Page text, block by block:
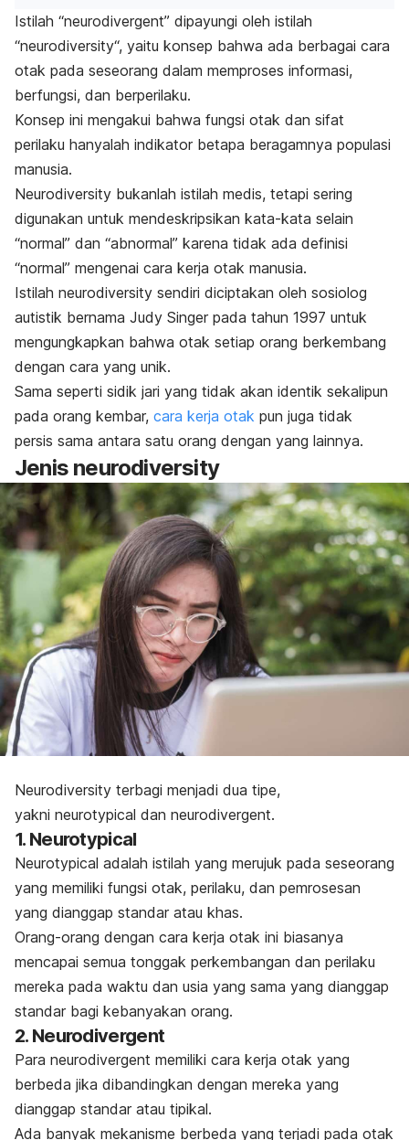
Istilah “neurodivergent” dipayungi oleh istilah
“neurodiversity“, yaitu konsep bahwa ada berbagai cara
otak pada seseorang dalam memproses informasi,
berfungsi, dan berperilaku.
Konsep ini mengakui bahwa fungsi otak dan sifat
perilaku hanyalah indikator betapa beragamnya populasi
manusia.
Neurodiversity bukanlah istilah medis, tetapi sering
digunakan untuk mendeskripsikan kata-kata selain
“normal” dan “abnormal” karena tidak ada definisi
“normal” mengenai cara kerja otak manusia.
Istilah neurodiversity sendiri diciptakan oleh sosiolog
autistik bernama Judy Singer pada tahun 1997 untuk
mengungkapkan bahwa otak setiap orang berkembang
dengan cara yang unik.
Sama seperti sidik jari yang tidak akan identik sekalipun
pada orang kembar, cara kerja otak pun juga tidak
persis sama antara satu orang dengan yang lainnya.
Jenis neurodiversity
Neurodiversity terbagi menjadi dua tipe,
yakni neurotypical dan neurodivergent.
1. Neurotypical
Neurotypical adalah istilah yang merujuk pada seseorang
yang memiliki fungsi otak, perilaku, dan pemrosesan
yang dianggap standar atau khas.
Orang-orang dengan cara kerja otak ini biasanya
mencapai semua tonggak perkembangan dan perilaku
mereka pada waktu dan usia yang sama yang dianggap
standar bagi kebanyakan orang.
2. Neurodivergent
Para neurodivergent memiliki cara kerja otak yang
berbeda jika dibandingkan dengan mereka yang
dianggap standar atau tipikal.
Ada banyak mekanisme berbeda yang terjadi pada otak